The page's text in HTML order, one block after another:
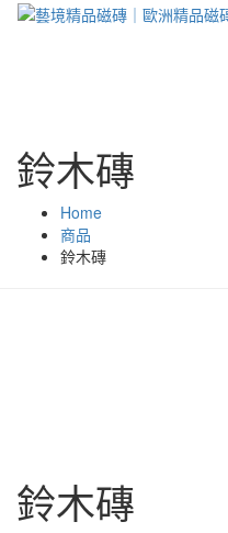
鈴木磚
Home
商品
鈴木磚
鈴木磚